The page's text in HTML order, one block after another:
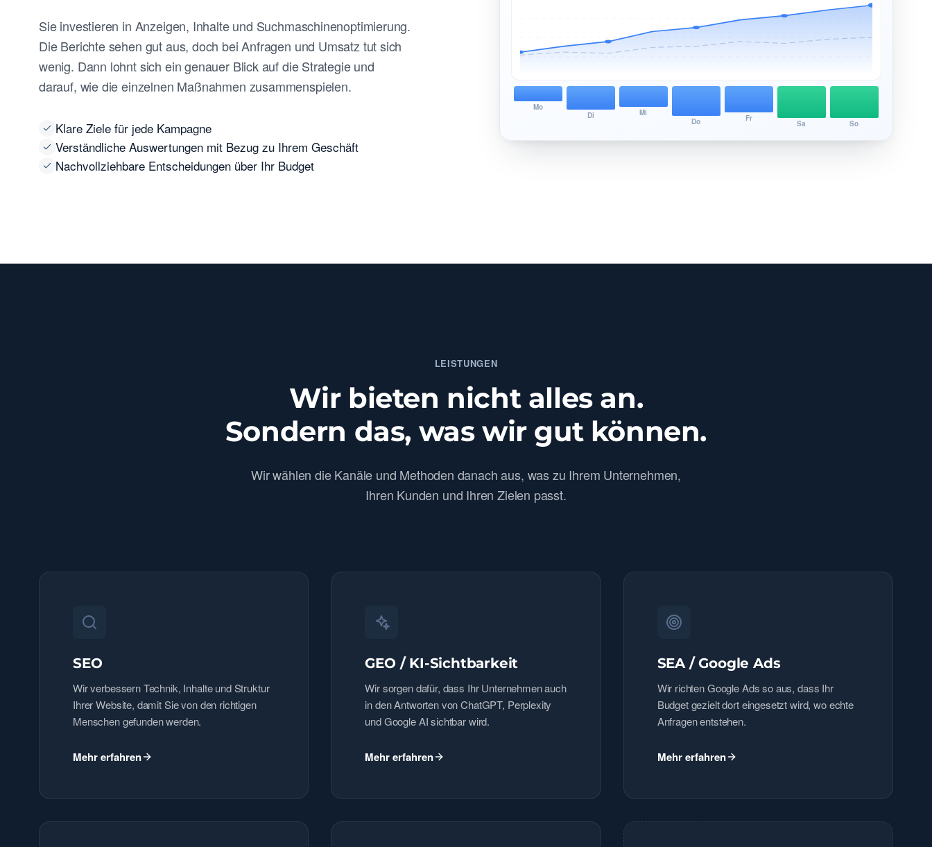
Sie investieren in Anzeigen, Inhalte und Suchmaschinenoptimierung.
Die Berichte sehen gut aus, doch bei Anfragen und Umsatz tut sich
wenig. Dann lohnt sich ein genauer Blick auf die Strategie und
darauf, wie die einzelnen Maßnahmen zusammenspielen.
Klare Ziele für jede Kampagne
Verständliche Auswertungen mit Bezug zu Ihrem Geschäft
Nachvollziehbare Entscheidungen über Ihr Budget
Mo
Di
Mi
Do
Fr
Sa So
LEISTUNGEN
Wir bieten nicht alles an.
Sondern das, was wir gut können.
Wir wählen die Kanäle und Methoden danach aus, was zu Ihrem Unternehmen,
Ihren Kunden und Ihren Zielen passt.
SEO
Wir verbessern Technik, Inhalte und Struktur
Ihrer Website, damit Sie von den richtigen
Menschen gefunden werden.
Mehr erfahren
GEO / KI-Sichtbarkeit
Wir sorgen dafür, dass Ihr Unternehmen auch
in den Antworten von ChatGPT, Perplexity
und Google AI sichtbar wird.
Mehr erfahren
SEA / Google Ads
Wir richten Google Ads so aus, dass Ihr
Budget gezielt dort eingesetzt wird, wo echte
Anfragen entstehen.
Mehr erfahren